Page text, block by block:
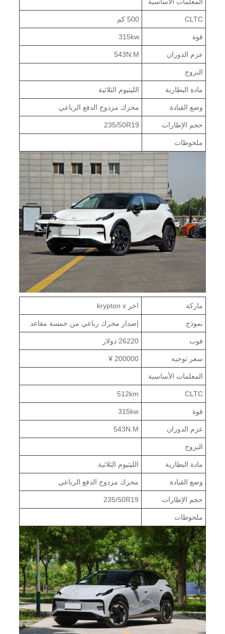
المعلمات الأساسية
CLTC 500 كم
قوة 315kw
عزم الدوران 543N.M
النزوح
مادة البطارية الليثيوم الثلاثية
وضع القيادة محرك مزدوج الدفع الرباعي
حجم الإطارات 235/50R19
ملحوظات
ماركة اخر krypton x
نموذج إصدار محرك رباعي من خمسة مقاعد
فوب 26220 دولار
سعر توجيه 200000 ¥
المعلمات الأساسية
CLTC
512km
قوة 315kw
عزم الدوران 543N.M
النزوح
مادة البطارية الليثيوم الثلاثية
وضع القيادة محرك مزدوج الدفع الرباعي
حجم الإطارات 235/50R19
ملحوظات